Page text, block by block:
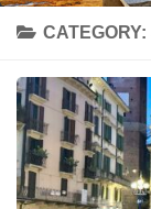
CATEGORY: